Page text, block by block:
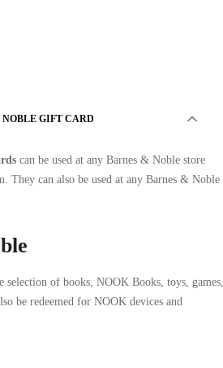
NOBLE GIFT CARD
can be used at any Barnes & Noble store
They can also be used at any Barnes & Noble
selection of books, NOOK Books, toys, games,
be redeemed for NOOK devices and